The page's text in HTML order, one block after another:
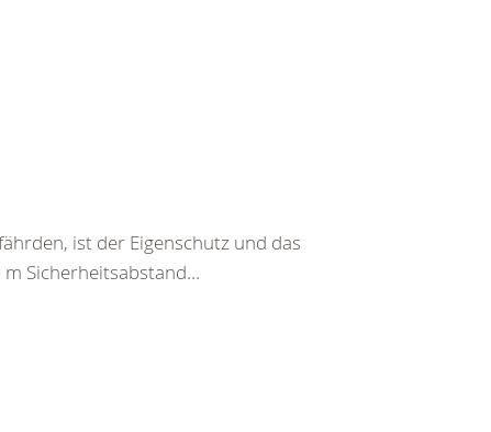
ist der Eigenschutz und das
m Sicherheitsabstand…